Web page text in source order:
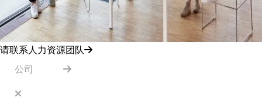
请联系人力资源团队
公司